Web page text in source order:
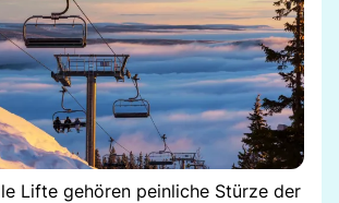
Lifte gehören peinliche Stürze der